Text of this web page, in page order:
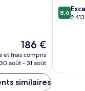
Le
nouveau
prix
de
186 €
et frais compris
30 août - 31 août
West
8.6
sur
8,6
2
similaires